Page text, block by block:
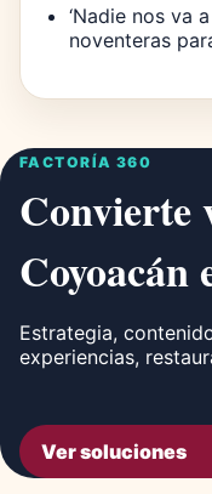
‘Nadie nos va
noventeras
FACTORÍA 360
Convierte
Coyoacán
Estrategia,
experiencias,
Ver soluciones